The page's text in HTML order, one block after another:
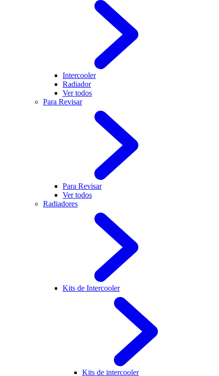
Intercooler
Radiador
Ver todos
Para Revisar
Para Revisar
Ver todos
Radiadores
Kits de Intercooler
Kits de intercooler